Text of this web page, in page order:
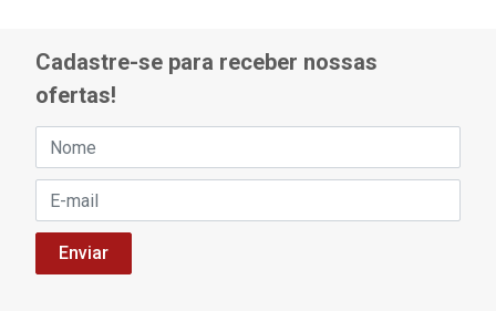
Cadastre-se para receber nossas
ofertas!